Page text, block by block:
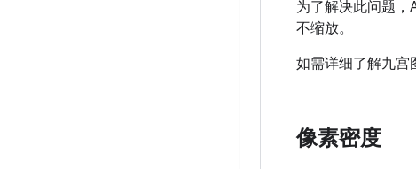
为了解决此问题
不缩放。
如需详细了解九宫
像素密度